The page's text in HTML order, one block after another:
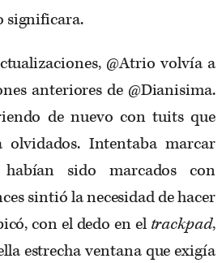
significara.
@Atrio volvía a
anteriores de @Dianisima.
de nuevo con tuits que
olvidados. Intentaba marcar
sido marcados con
sintió la necesidad de hacer
con el dedo en el trackpad,
estrecha ventana que exigía